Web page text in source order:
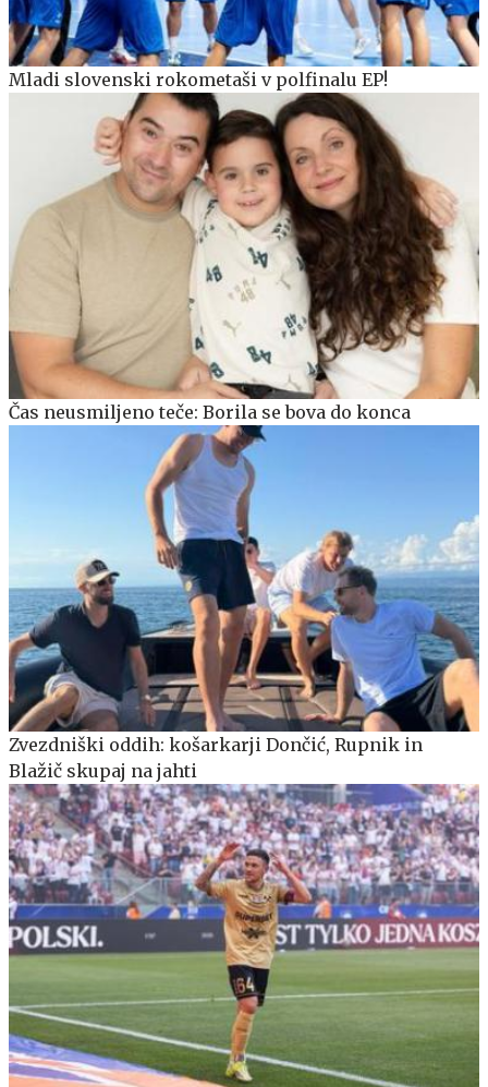
Mladi slovenski rokometaši v polfinalu EP!
Čas neusmiljeno teče: Borila se bova do konca
Zvezdniški oddih: košarkarji Dončić, Rupnik in
Blažič skupaj na jahti